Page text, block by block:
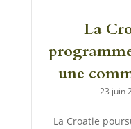
La
une
23 juin
La Croatie